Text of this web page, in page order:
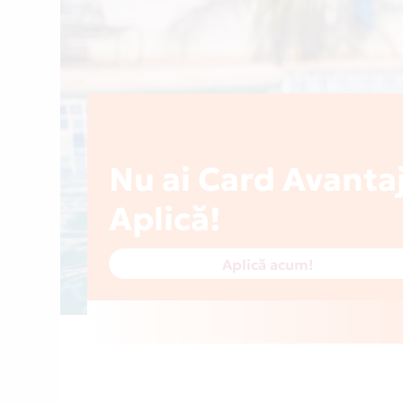
Nu ai Card
Aplică!
Aplică acum!